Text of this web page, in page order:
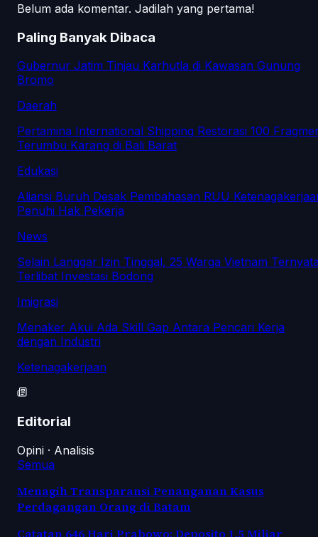
Belum ada komentar. Jadilah yang pertama!
Paling Banyak Dibaca
Gubernur Jatim Tinjau Karhutla di Kawasan Gunung
Bromo
Daerah
Pertamina International Shipping Restorasi 100
Terumbu Karang di Bali Barat
Edukasi
Aliansi Buruh Desak Pembahasan RUU
Penuhi Hak Pekerja
News
Selain Langgar Izin Tinggal, 25 Warga Vietnam
Terlibat Investasi Bodong
Imigrasi
Menaker Akui Ada Skill Gap Antara Pencari Kerja
dengan Industri
Ketenagakerjaan
Editorial
Opini · Analisis
Semua
Menagih Transparansi Penanganan Kasus
Perdagangan Orang di Batam
Catatan 646 Hari Prabowo: Deposito 1,5 Miliar